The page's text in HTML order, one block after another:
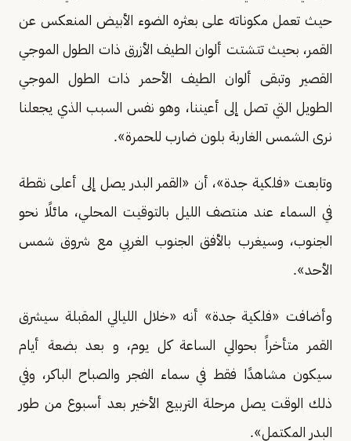
حيث تعمل مكوناته على بعثره الضوء الأبيض المنعكس عن
القمر، بحيث تتشتت ألوان الطيف الأزرق ذات الطول الموجي
القصير وتبقى ألوان الطيف الأحمر ذات الطول الموجي
الطويل التي تصل إلى أعيننا، وهو نفس السبب الذي يجعلنا
نرى الشمس الغاربة بلون ضارب للحمرة».
وتابعت «فلكية جدة»، أن «القمر البدر يصل إلى أعلى نقطة
في السماء عند منتصف الليل بالتوقيت المحلي، مائلًا نحو
الجنوب، وسيغرب بالأفق الجنوب الغربي مع شروق شمس
الأحد».
وأضافت «فلكية جدة» أنه «خلال الليالي المقبلة سيشرق
القمر متأخراً بحوالي الساعة كل يوم، و بعد بضعة أيام
سيكون مشاهدًا فقط في سماء الفجر والصباح الباكر، وفي
ذلك الوقت يصل مرحلة التربيع الأخير بعد أسبوع من طور
البدر المكتمل».